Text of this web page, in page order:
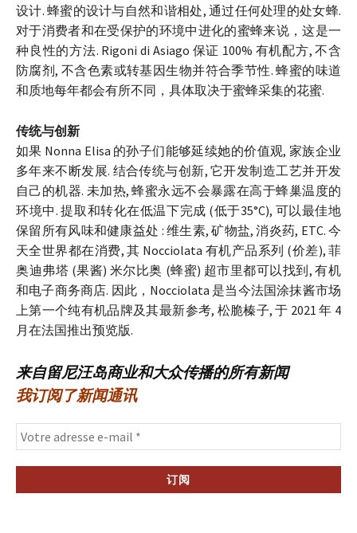
设计. 蜂蜜的设计与自然和谐相处, 通过任何处理的处女蜂.
对于消费者和在受保护的环境中进化的蜜蜂来说，这是一
种良性的方法. Rigoni di Asiago 保证 100% 有机配方, 不含
防腐剂, 不含色素或转基因生物并符合季节性. 蜂蜜的味道
和质地每年都会有所不同，具体取决于蜜蜂采集的花蜜.
传统与创新
如果 Nonna Elisa 的孙子们能够延续她的价值观, 家族企业
多年来不断发展. 结合传统与创新, 它开发制造工艺并开发
自己的机器. 未加热, 蜂蜜永远不会暴露在高于蜂巢温度的
环境中. 提取和转化在低温下完成 (低于35°C), 可以最佳地
保留所有风味和健康益处 : 维生素, 矿物盐, 消炎药, ETC. 今
天全世界都在消费, 其 Nocciolata 有机产品系列 (价差), 菲
奥迪弗塔 (果酱) 米尔比奥 (蜂蜜) 超市里都可以找到, 有机
和电子商务商店. 因此，Nocciolata 是当今法国涂抹酱市场
上第一个纯有机品牌及其最新参考, 松脆榛子, 于 2021 年 4
月在法国推出预览版.
来自留尼汪岛商业和大众传播的所有新闻
我订阅了新闻通讯